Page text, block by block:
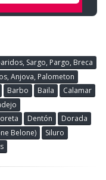
Sargo, Pargo, Breca
Anjova, Palometon
Barbo Baila
Calamar
Dentón
Dorada
Belone)
Siluro